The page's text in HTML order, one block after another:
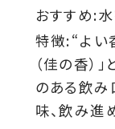
おすすめ:水
特徴:“よい
（佳の香）
のある飲み
味、飲み進